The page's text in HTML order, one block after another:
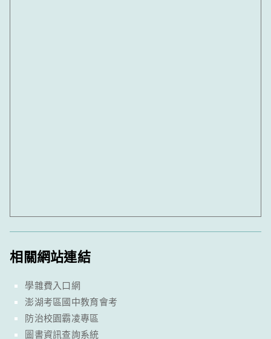
相關網站連結
學雜費入口網
澎湖考區國中教育會考
防治校園霸凌專區
圖書資訊查詢系統